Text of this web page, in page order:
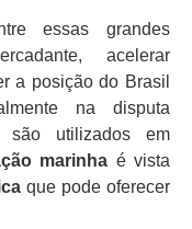
essas grandes
acelerar
a posição do Brasil
na disputa
utilizados em
marinha é vista
que pode oferecer